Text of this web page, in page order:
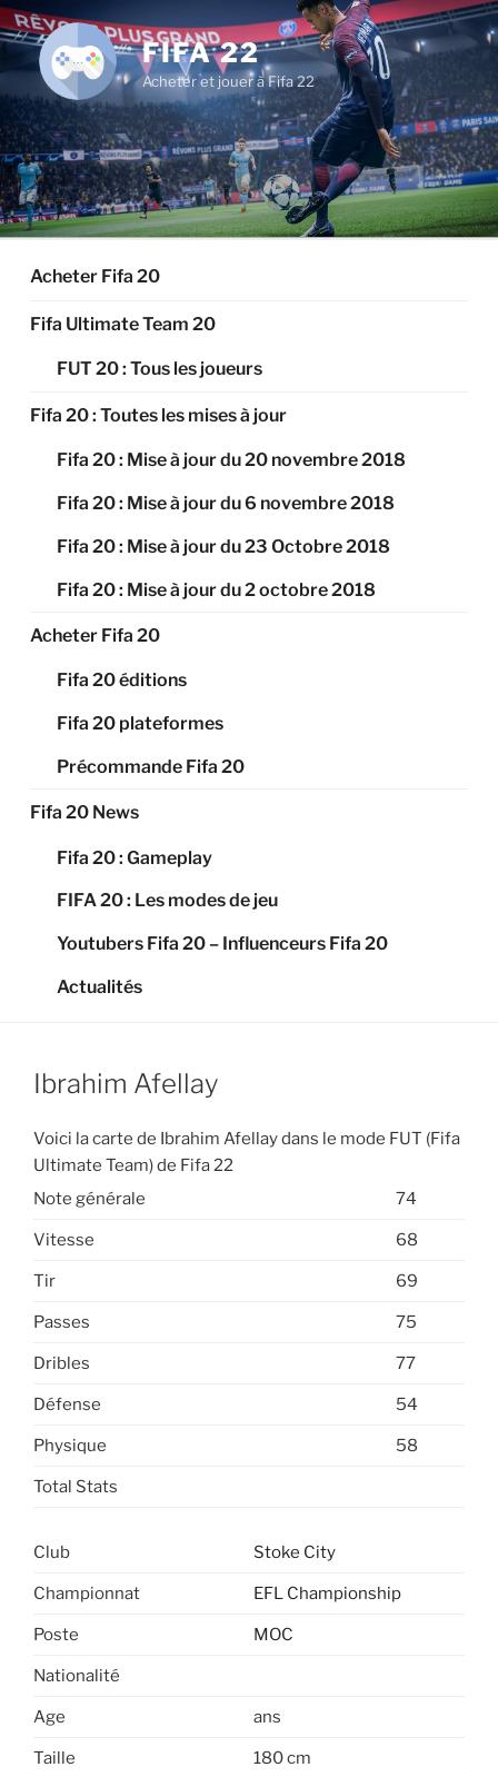
Aller
au
contenu
principal
FIFA 22
Acheter et jouer à Fifa 22
Acheter Fifa 20
Fifa Ultimate Team 20
FUT 20 : Tous les joueurs
Fifa 20 : Toutes les mises à jour
Fifa 20 : Mise à jour du 20 novembre 2018
Fifa 20 : Mise à jour du 6 novembre 2018
Fifa 20 : Mise à jour du 23 Octobre 2018
Fifa 20 : Mise à jour du 2 octobre 2018
Acheter Fifa 20
Fifa 20 éditions
Fifa 20 plateformes
Précommande Fifa 20
Fifa 20 News
Fifa 20 : Gameplay
FIFA 20 : Les modes de jeu
Youtubers Fifa 20 – Influenceurs Fifa 20
Actualités
Ibrahim Afellay
Voici la carte de Ibrahim Afellay dans le mode FUT (Fifa
Ultimate Team) de Fifa 22
Note générale
74
Vitesse 68
Tir 69
Passes 75
Dribles 77
Défense 54
Physique 58
Total Stats
Club Stoke City
Championnat EFL Championship
Poste MOC
Nationalité
Age ans
Taille 180 cm